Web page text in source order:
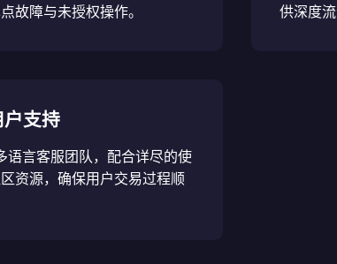
故障与未授权操作。
供深度流
支持
语言客服团队，配合详尽的使
资源，确保用户交易过程顺